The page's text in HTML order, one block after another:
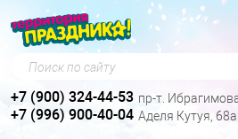
Поиск по сайту
+7 (900) 324-44-53 пр-т.
+7 (996) 900-40-04 Аделя Кутуя, 68а